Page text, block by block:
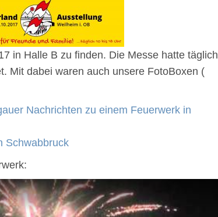
in Halle B zu finden. Die Messe hatte täglich
Mit dabei waren auch unsere FotoBoxen (
Nachrichten zu einem Feuerwerk in
Schwabbruck